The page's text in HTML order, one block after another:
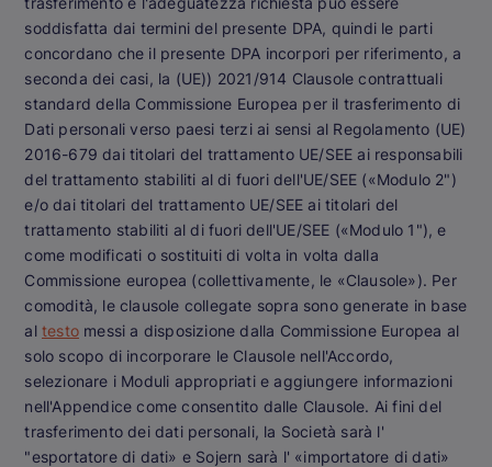
soddisfatta dai termini del presente DPA, quindi le parti
concordano che il presente DPA incorpori per riferimento, a
seconda dei casi, la (UE)) 2021/914 Clausole contrattuali
standard della Commissione Europea per il trasferimento di
Dati personali verso paesi terzi ai sensi al Regolamento (UE)
2016-679 dai titolari del trattamento UE/SEE ai responsabili
del trattamento stabiliti al di fuori dell'UE/SEE («Modulo 2")
e/o dai titolari del trattamento UE/SEE ai titolari del
trattamento stabiliti al di fuori dell'UE/SEE («Modulo 1"), e
come modificati o sostituiti di volta in volta dalla
Commissione europea (collettivamente, le «Clausole»). Per
comodità, le clausole collegate sopra sono generate in base
al testo messi a disposizione dalla Commissione Europea al
solo scopo di incorporare le Clausole nell'Accordo,
selezionare i Moduli appropriati e aggiungere informazioni
nell'Appendice come consentito dalle Clausole. Ai fini del
trasferimento dei dati personali, la Società sarà l'
"esportatore di dati» e Sojern sarà l' «importatore di dati»